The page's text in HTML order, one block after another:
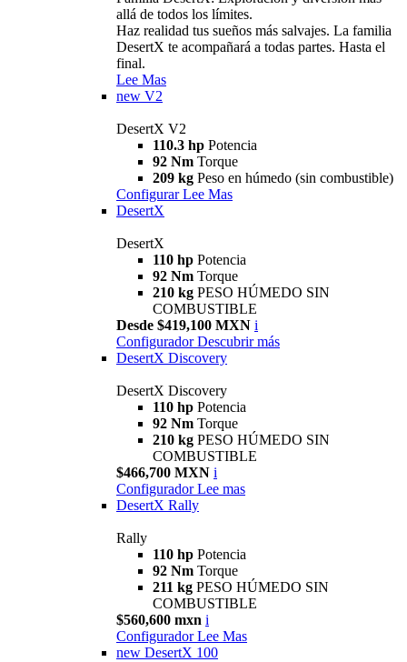
allá de todos los límites.
Haz realidad tus sueños más salvajes. La familia
DesertX te acompañará a todas partes. Hasta el
final.
Lee Mas
new V2
DesertX V2
110.3 hp Potencia
92 Nm Torque
209 kg Peso en húmedo (sin combustible)
Configurar Lee Mas
DesertX
DesertX
110 hp Potencia
92 Nm Torque
210 kg PESO HÚMEDO SIN
COMBUSTIBLE
Desde $419,100 MXN i
Configurador Descubrir más
DesertX Discovery
DesertX Discovery
110 hp Potencia
92 Nm Torque
210 kg PESO HÚMEDO SIN
COMBUSTIBLE
$466,700 MXN i
Configurador Lee mas
DesertX Rally
Rally
110 hp Potencia
92 Nm Torque
211 kg PESO HÚMEDO SIN
COMBUSTIBLE
$560,600 mxn i
Configurador Lee Mas
new DesertX 100